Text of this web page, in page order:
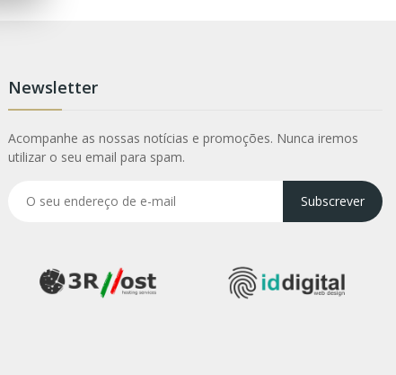
Newsletter
Acompanhe as nossas notícias e promoções. Nunca iremos
utilizar o seu email para spam.
Subscrever